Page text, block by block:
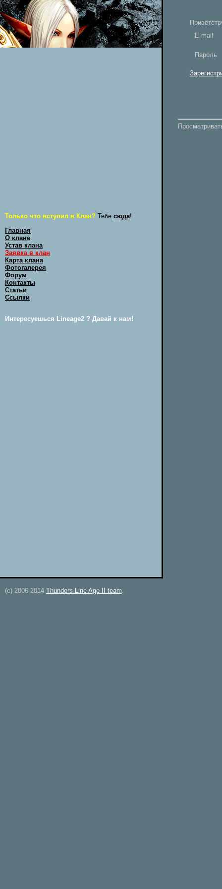
Только что вступил в Клан? Тебе сюда!
Главная
О клане
Устав клана
Заявка в клан
Карта клана
Фотогалерея
Форум
Контакты
Статьи
Ссылки
Интересуешься Lineage2 ? Давай к нам!
E-mail
Пароль
(c) 2006-2014 Thunders Line Age II team.